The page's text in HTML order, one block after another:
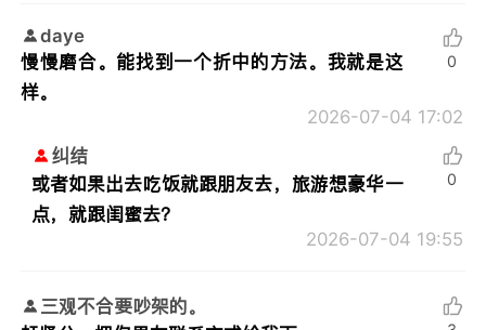
daye
慢慢磨合。能找到一个折中的方法。我就是这
样。
2026-07-04 17:02
0
纠结
或者如果出去吃饭就跟朋友去，旅游想豪华一
点，就跟闺蜜去？
2026-07-04 19:55
0
三观不合要吵架的。